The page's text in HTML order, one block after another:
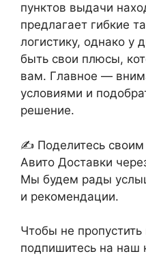
пунктов выдачи
предлагает гибкие
логистику, однако у
быть свои плюсы,
вам. Главное —
условиями и
решение.
✍️ Поделитесь своим
Авито Доставки
Мы будем рады
и рекомендации.
Чтобы не
подпишитесь на наш